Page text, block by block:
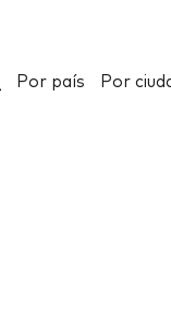
Buscar
Por país Por